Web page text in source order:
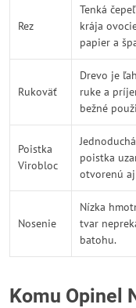
Rez
Tenká
krája
papier a
Rukoväť
Drevo je
ruke a
bežné
Poistka
Virobloc
poistka
otvorenú
Nosenie
Nízka
tvar
batohu.
Komu Opinel